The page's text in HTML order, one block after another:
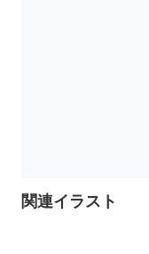
関連イラスト